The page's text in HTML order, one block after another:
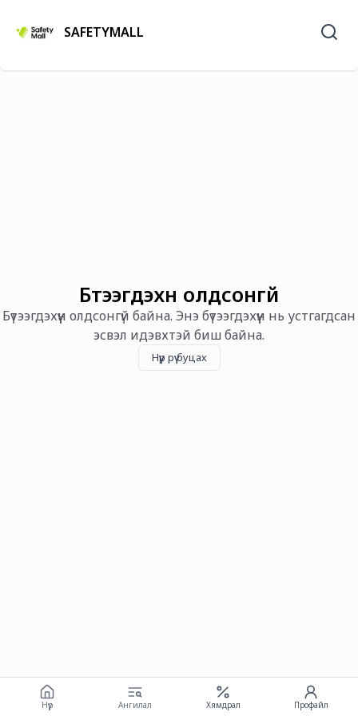
SAFETYMALL
Бүтээгдэхүүн олдсонгүй
Бүтээгдэхүүн олдсонгүй байна. Энэ бүтээгдэхүүн нь устгагдсан
эсвэл идэвхтэй биш байна.
Нүүр рүү буцах
Нүүр Ангилал Хямдрал Профайл